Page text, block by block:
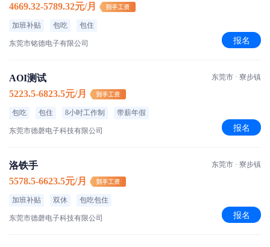
4669.32-5789.32元/月
加班补贴 包吃 包住
东莞市铭德电子有限公司 报名
AOI测试
5223.5-6823.5元/月
包吃 包住 8小时工作制 带薪年假
东莞市德磬电子科技有限公司
东莞市 · 寮步镇
报名
洛铁手
5578.5-6623.5元/月
加班补贴 双休 包吃包住
东莞市德磬电子科技有限公司
东莞市 · 寮步镇
报名